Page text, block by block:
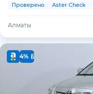
Проверено Aster Check
Алматы
4%